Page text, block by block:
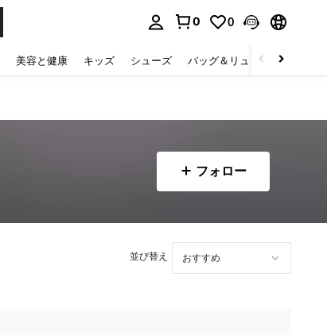
0 0
美容と健康 キッズ シューズ バッグ＆リュック
フォロー
並び替え